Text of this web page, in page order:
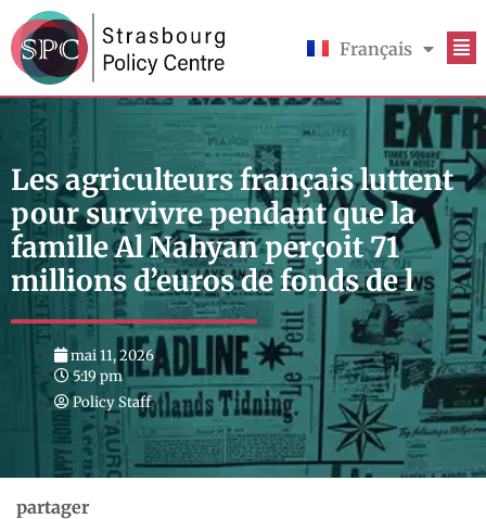
Français
English
Les agriculteurs français luttent
pour survivre pendant que la
famille Al Nahyan perçoit 71
millions d’euros de fonds de l
mai 11, 2026
5:19 pm
Policy Staff
partager